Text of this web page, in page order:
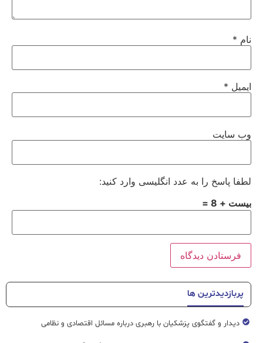
نام *
ایمیل *
وب‌ سایت
لطفا پاسخ را به عدد انگلیسی وارد کنید:
بیست + 8 =
پربازدیدترین ها
دیدار و گفتگوی پزشکیان با رهبری درباره مسائل اقتصادی و نظامی